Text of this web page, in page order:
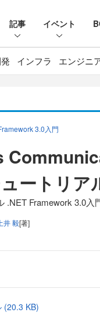
記事 イベント
インフラ エンジニ
3.0入門
ートリア
.NET Framework 3.0入
井 毅[著]
(20.3 KB)